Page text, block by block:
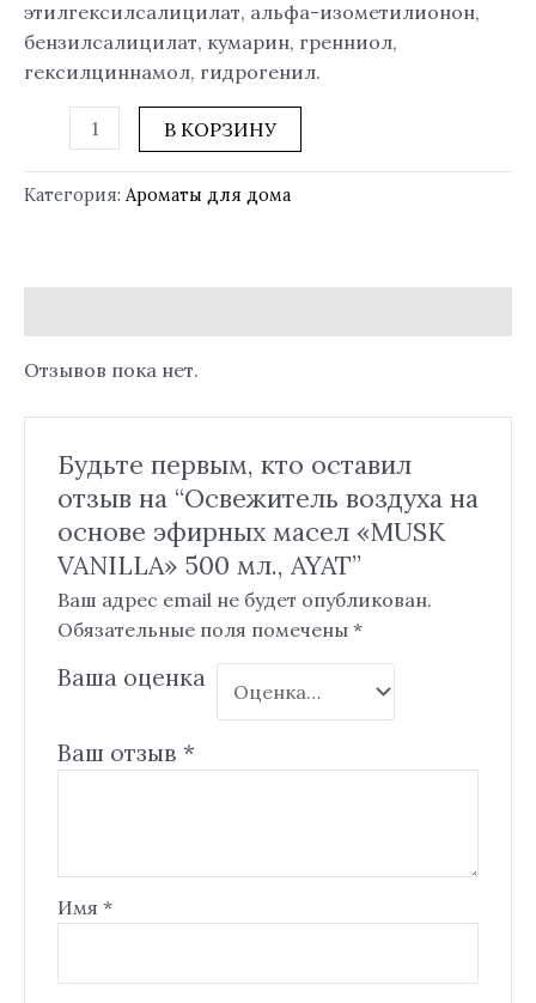
этилгексилсалицилат, альфа-изометилионон,
бензилсалицилат, кумарин, гренниол,
гексилциннамол, гидрогенил.
В КОРЗИНУ
Категория: Ароматы для дома
Отзывов пока нет.
Будьте первым, кто оставил
отзыв на “Освежитель воздуха на
основе эфирных масел «MUSK
VANILLA» 500 мл., AYAT”
Ваш адрес email не будет опубликован.
Обязательные поля помечены *
Ваша оценка
Ваш отзыв *
Имя *